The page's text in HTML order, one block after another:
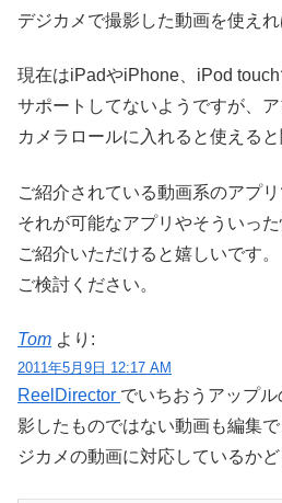
デジカメで撮影した動画を使えれ
現在はiPadやiPhone、iPod
サポートしてないようですが、
カメラロールに入れると使えると
ご紹介されている動画系のアプ
それが可能なアプリやそういっ
ご紹介いただけると嬉しいです。
ご検討ください。
Tom より:
2011年5月9日 12:17 AM
ReelDirector でいちおうアップ
影したものではない動画も編集
ジカメの動画に対応しているか